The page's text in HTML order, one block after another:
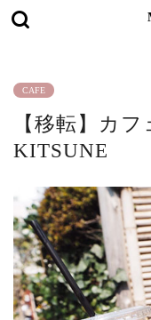
CAFE
【移転】カ
KITSUNE